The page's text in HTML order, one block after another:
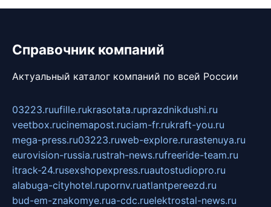
Справочник компаний
Актуальный каталог компаний по всей России
03223.ruufille.rukrasotata.ruprazdnikdushi.ru
veetbox.rucinemapost.ruciam-fr.rukraft-you.ru
mega-press.ru03223.ruweb-explore.rurastenuya.ru
eurovision-russia.rustrah-news.rufreeride-team.ru
itrack-24.rusexshopexpress.ruautostudiopro.ru
alabuga-cityhotel.rupornv.ruatlantpereezd.ru
bud-em-znakomye.rua-cdc.ruelektrostal-news.ru